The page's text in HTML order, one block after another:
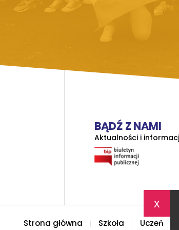
x
BĄDŹ Z NAMI
Aktualności i
Strona główna Szkoła Uczeń